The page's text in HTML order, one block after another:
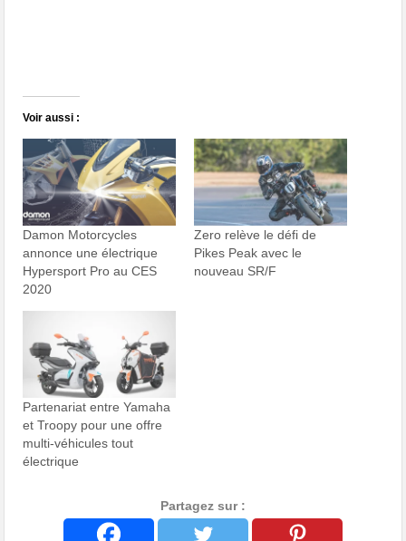
Voir aussi :
Damon Motorcycles
annonce une électrique
Hypersport Pro au CES
2020
Zero relève le défi de
Pikes Peak avec le
nouveau SR/F
Partenariat entre Yamaha
et Troopy pour une offre
multi-véhicules tout
électrique
Partagez sur :